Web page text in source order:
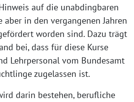
auf die unabdingbaren
aber in den vergangenen Jahren
worden sind. Dazu trägt
bei, dass für diese Kurse
Lehrpersonal vom Bundesamt
zugelassen ist.
darin bestehen, berufliche